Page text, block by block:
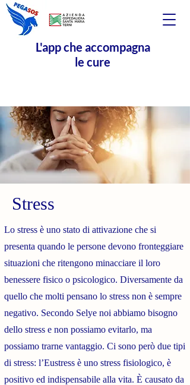
L'app che accompagna
le cure
Stress
Lo stress è uno stato di attivazione che si
presenta quando le persone devono fronteggiare
situazioni che ritengono minacciare il loro
benessere fisico o psicologico. Diversamente da
quello che molti pensano lo stress non è sempre
negativo. Secondo Selye noi abbiamo bisogno
dello stress e non possiamo evitarlo, ma
possiamo trarne vantaggio. Ci sono però due tipi
di stress: l’Eustress è uno stress fisiologico, è
positivo ed indispensabile alla vita. È causato da